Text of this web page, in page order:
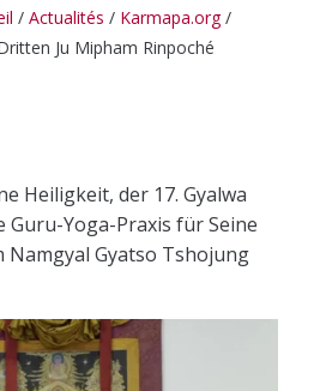
/ Actualités / Karmapa.org/
Ju Mipham Rinpoché
Heiligkeit, der 17. Gyalwa
Guru-Yoga-Praxis für Seine
Namgyal Gyatso Tshojung